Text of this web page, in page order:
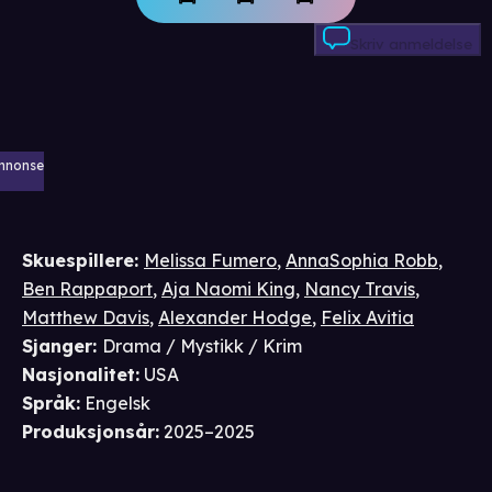
Skriv anmeldelse
Skuespillere: Melissa Fumero, AnnaSophia Robb,
Ben Rappaport, Aja Naomi King, Nancy Travis,
Matthew Davis, Alexander Hodge, Felix Avitia
Sjanger: Drama / Mystikk / Krim
Nasjonalitet: USA
Språk: Engelsk
Produksjonsår: 2025–2025